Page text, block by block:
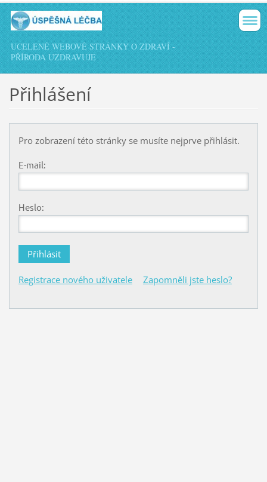
UCELENÉ WEBOVÉ STRÁNKY O ZDRAVÍ -
PŘÍRODA UZDRAVUJE
Přihlášení
Pro zobrazení této stránky se musíte nejprve přihlásit.
E-mail:
Heslo:
Registrace nového uživatele Zapomněli jste heslo?